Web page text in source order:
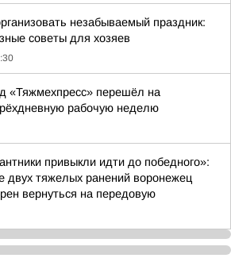
незабываемый праздник:
советы для хозяев
«Тяжмехпресс» перешёл на
рабочую неделю
привыкли идти до победного»:
двух тяжелых ранений воронежец
вернуться на передовую